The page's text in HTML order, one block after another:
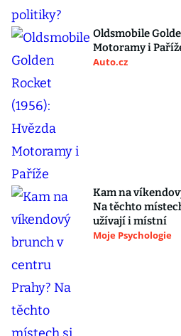
Oldsmobile
Motoramy i
Auto.cz
Kam na
Na těchto
užívají i místní
Moje Psychologie